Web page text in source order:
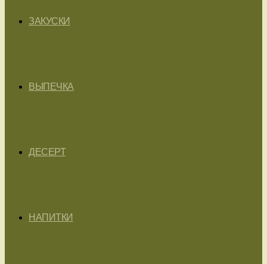
ЗАКУСКИ
ВЫПЕЧКА
ДЕСЕРТ
НАПИТКИ